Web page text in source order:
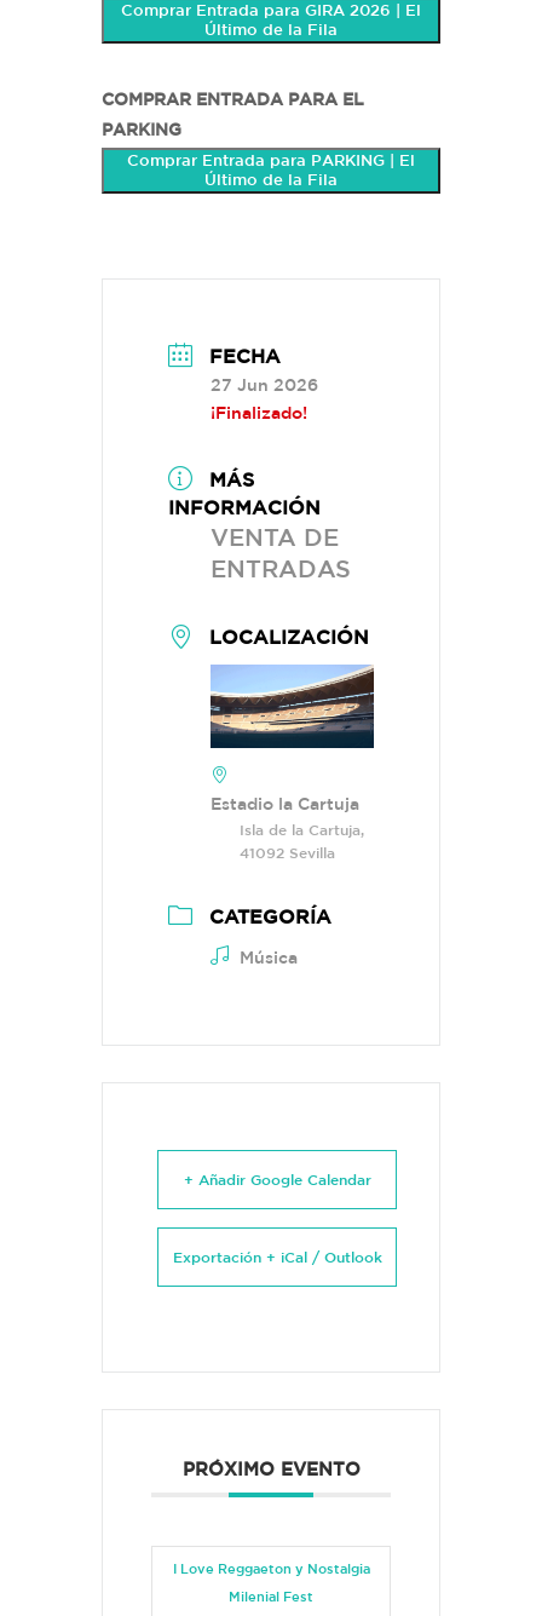
Comprar Entrada para GIRA 2026 | El
Último de la Fila
COMPRAR ENTRADA PARA EL
PARKING
Comprar Entrada para PARKING | El
Último de la Fila
FECHA
27 Jun 2026
¡Finalizado!
MÁS
INFORMACIÓN
VENTA DE
ENTRADAS
LOCALIZACIÓN
Estadio la Cartuja
Isla de la Cartuja,
41092 Sevilla
CATEGORÍA
Música
+ Añadir Google Calendar
Exportación + iCal / Outlook
PRÓXIMO EVENTO
I Love Reggaeton y Nostalgia
Milenial Fest